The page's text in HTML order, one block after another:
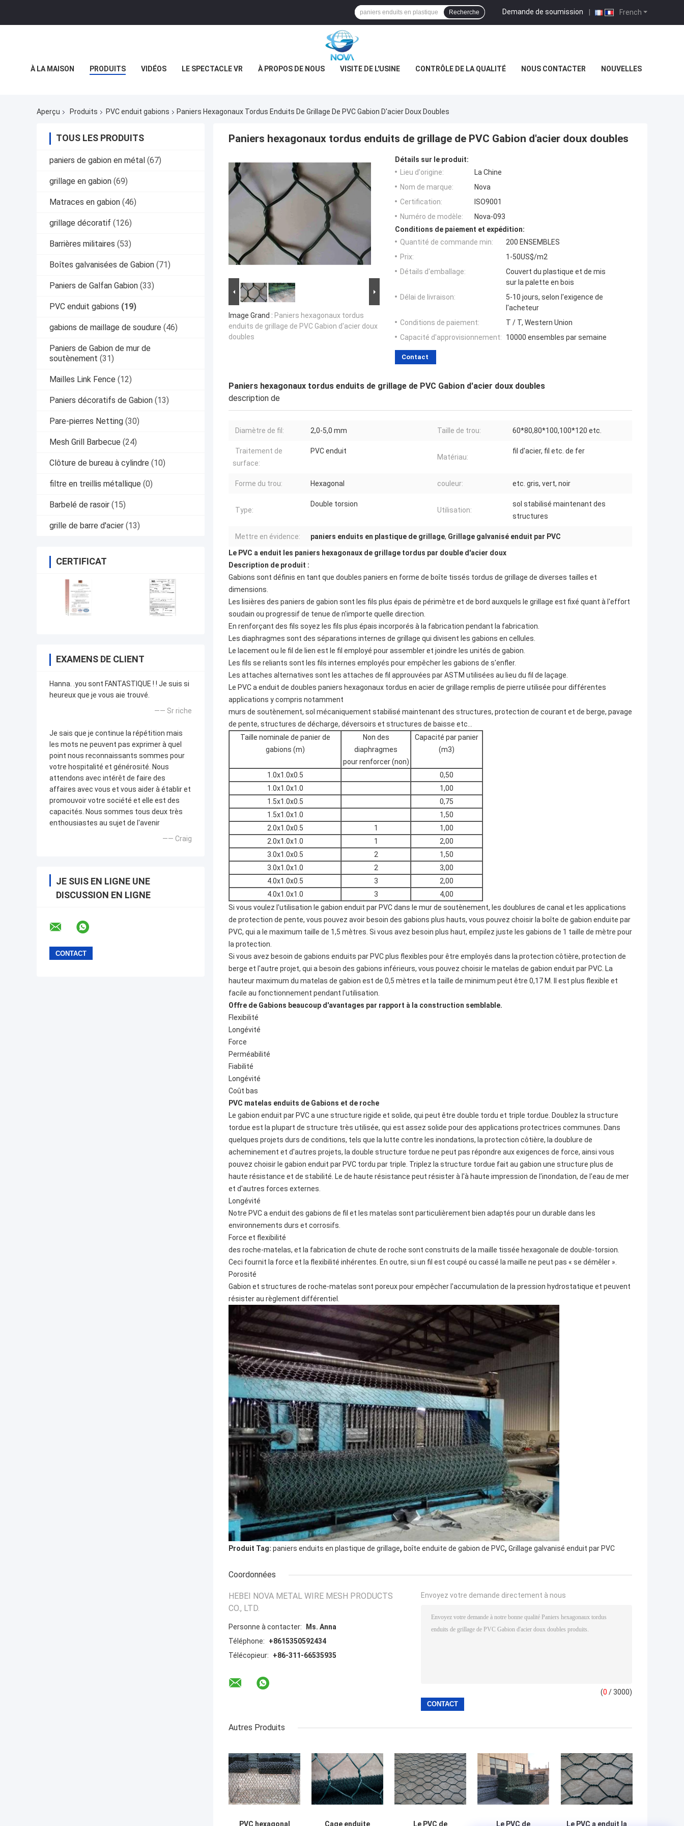
French
Demande de soumission |
Recherche
À LA MAISON PRODUITS VIDÉOS LE SPECTACLE VR À PROPOS DE NOUS VISITE DE L'USINE CONTRÔLE DE LA QUALITÉ NOUS CONTACTER NOUVELLES
Aperçu Produits PVC enduit gabions Paniers Hexagonaux Tordus Enduits De Grillage De PVC Gabion D'acier Doux Doubles
TOUS LES PRODUITS
paniers de gabion en métal (67)
grillage en gabion (69)
Matraces en gabion (46)
grillage décoratif (126)
Barrières militaires (53)
Boîtes galvanisées de Gabion (71)
Paniers de Galfan Gabion (33)
PVC enduit gabions (19)
gabions de maillage de soudure (46)
Paniers de Gabion de mur de
soutènement (31)
Mailles Link Fence (12)
Paniers décoratifs de Gabion (13)
Pare-pierres Netting (30)
Mesh Grill Barbecue (24)
Clôture de bureau à cylindre (10)
filtre en treillis métallique (0)
Barbelé de rasoir (15)
grille de barre d'acier (13)
CERTIFICAT
EXAMENS DE CLIENT
Hanna. .you sont FANTASTIQUE ! ! Je suis si
heureux que je vous aie trouvé.
—— Sr riche
Je sais que je continue la répétition mais
les mots ne peuvent pas exprimer à quel
point nous reconnaissants sommes pour
votre hospitalité et générosité. Nous
attendons avec intérêt de faire des
affaires avec vous et vous aider à établir et
promouvoir votre société et elle est des
capacités. Nous sommes tous deux très
enthousiastes au sujet de l'avenir
—— Craig
JE SUIS EN LIGNE UNE
DISCUSSION EN LIGNE
Paniers hexagonaux tordus enduits de grillage de PVC Gabion d'acier doux doubles
Image Grand : Paniers hexagonaux tordus
enduits de grillage de PVC Gabion d'acier doux
doubles
Détails sur le produit:
Lieu d'origine:
La Chine
Nom de marque:
Nova
Certification:
ISO9001
Numéro de modèle:
Nova-093
Conditions de paiement et expédition:
Quantité de commande min:
200 ENSEMBLES
Prix:
1-50US$/m2
Détails d'emballage:
Couvert du plastique et de mis
sur la palette en bois
Délai de livraison:
5-10 jours, selon l'exigence de
l'acheteur
Conditions de paiement:
T / T, Western Union
Capacité d'approvisionnement:
10000 ensembles par semaine
Contact
Paniers hexagonaux tordus enduits de grillage de PVC Gabion d'acier doux doubles
description de
Diamètre de fil: 2,0-5,0 mm Taille de trou: 60*80,80*100,100*120 etc.
Traitement de
surface:
PVC enduit
Matériau:
fil d'acier, fil etc. de fer
Forme du trou: Hexagonal couleur: etc. gris, vert, noir
Type:
Double torsion
Utilisation:
sol stabilisé maintenant des
structures
Mettre en évidence: paniers enduits en plastique de grillage, Grillage galvanisé enduit par PVC
Le PVC a enduit les paniers hexagonaux de grillage tordus par double d'acier doux
Description de produit :
Gabions sont définis en tant que doubles paniers en forme de boîte tissés tordus de grillage de diverses tailles et
dimensions.
Les lisières des paniers de gabion sont les fils plus épais de périmètre et de bord auxquels le grillage est fixé quant à l'effort
soudain ou progressif de tenue de n'importe quelle direction.
En renforçant des fils soyez les fils plus épais incorporés à la fabrication pendant la fabrication.
Les diaphragmes sont des séparations internes de grillage qui divisent les gabions en cellules.
Le lacement ou le fil de lien est le fil employé pour assembler et joindre les unités de gabion.
Les fils se reliants sont les fils internes employés pour empêcher les gabions de s'enfler.
Les attaches alternatives sont les attaches de fil approuvées par ASTM utilisées au lieu du fil de laçage.
Le PVC a enduit de doubles paniers hexagonaux tordus en acier de grillage remplis de pierre utilisée pour différentes
applications y compris notamment
murs de soutènement, sol mécaniquement stabilisé maintenant des structures, protection de courant et de berge, pavage
de pente, structures de décharge, déversoirs et structures de baisse etc…
Taille nominale de panier de
gabions (m)
Non des
diaphragmes
pour renforcer (non)
Capacité par panier
(m3)
1.0x1.0x0.5
0,50
1.0x1.0x1.0
1,00
1.5x1.0x0.5
0,75
1.5x1.0x1.0
1,50
2.0x1.0x0.5
1
1,00
2.0x1.0x1.0
1
2,00
3.0x1.0x0.5
2
1,50
3.0x1.0x1.0
2
3,00
4.0x1.0x0.5
3
2,00
4.0x1.0x1.0
3
4,00
Si vous voulez l'utilisation le gabion enduit par PVC dans le mur de soutènement, les doublures de canal et les applications
de protection de pente, vous pouvez avoir besoin des gabions plus hauts, vous pouvez choisir la boîte de gabion enduite par
PVC, qui a le maximum taille de 1,5 mètres. Si vous avez besoin plus haut, empilez juste les gabions de 1 taille de mètre pour
la protection.
Si vous avez besoin de gabions enduits par PVC plus flexibles pour être employés dans la protection côtière, protection de
berge et l'autre projet, qui a besoin des gabions inférieurs, vous pouvez choisir le matelas de gabion enduit par PVC. La
hauteur maximum du matelas de gabion est de 0,5 mètres et la taille de minimum peut être 0,17 M. Il est plus flexible et
facile au fonctionnement pendant l'utilisation.
Offre de Gabions beaucoup d'avantages par rapport à la construction semblable.
Flexibilité
Longévité
Force
Perméabilité
Fiabilité
Longévité
Coût bas
PVC matelas enduits de Gabions et de roche
Le gabion enduit par PVC a une structure rigide et solide, qui peut être double tordu et triple tordue. Doublez la structure
tordue est la plupart de structure très utilisée, qui est assez solide pour des applications protectrices communes. Dans
quelques projets durs de conditions, tels que la lutte contre les inondations, la protection côtière, la doublure de
acheminement et d'autres projets, la double structure tordue ne peut pas répondre aux exigences de force, ainsi vous
pouvez choisir le gabion enduit par PVC tordu par triple. Triplez la structure tordue fait au gabion une structure plus de
haute résistance et de stabilité. Le de haute résistance peut résister à l'à haute impression de l'inondation, de l'eau de mer
et d'autres forces externes.
Longévité
Notre PVC a enduit des gabions de fil et les matelas sont particulièrement bien adaptés pour un durable dans les
environnements durs et corrosifs.
Force et flexibilité
des roche-matelas, et la fabrication de chute de roche sont construits de la maille tissée hexagonale de double-torsion.
Ceci fournit la force et la flexibilité inhérentes. En outre, si un fil est coupé ou cassé la maille ne peut pas « se démêler ».
Porosité
Gabion et structures de roche-matelas sont poreux pour empêcher l'accumulation de la pression hydrostatique et peuvent
résister au règlement différentiel.
Produit Tag: paniers enduits en plastique de grillage, boîte enduite de gabion de PVC, Grillage galvanisé enduit par PVC
Coordonnées
HEBEI NOVA METAL WIRE MESH PRODUCTS
CO., LTD.
Personne à contacter:
Ms. Anna
Téléphone:
+8615350592434
Télécopieur:
+86-311-66535935
Envoyez votre demande directement à nous
(0 / 3000)
Autres Produits
PVC hexagonal Cage enduite Le PVC de Le PVC de Le PVC a enduit la